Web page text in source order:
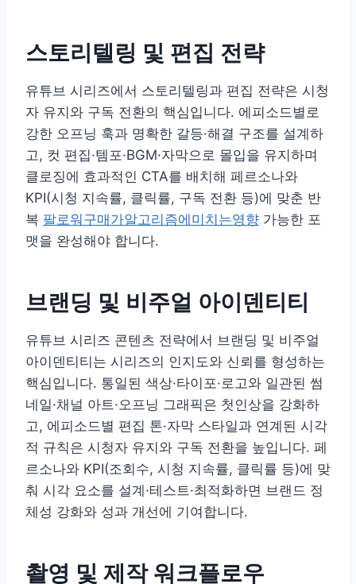
스토리텔링 및 편집 전략
유튜브 시리즈에서 스토리텔링과 편집 전략은 시청
자 유지와 구독 전환의 핵심입니다. 에피소드별로
강한 오프닝 훅과 명확한 갈등·해결 구조를 설계하
고, 컷 편집·템포·BGM·자막으로 몰입을 유지하며
클로징에 효과적인 CTA를 배치해 페르소나와
KPI(시청 지속률, 클릭률, 구독 전환 등)에 맞춘 반
복 팔로워구매가알고리즘에미치는영향 가능한 포
맷을 완성해야 합니다.
브랜딩 및 비주얼 아이덴티티
유튜브 시리즈 콘텐츠 전략에서 브랜딩 및 비주얼
아이덴티티는 시리즈의 인지도와 신뢰를 형성하는
핵심입니다. 통일된 색상·타이포·로고와 일관된 썸
네일·채널 아트·오프닝 그래픽은 첫인상을 강화하
고, 에피소드별 편집 톤·자막 스타일과 연계된 시각
적 규칙은 시청자 유지와 구독 전환을 높입니다. 페
르소나와 KPI(조회수, 시청 지속률, 클릭률 등)에 맞
춰 시각 요소를 설계·테스트·최적화하면 브랜드 정
체성 강화와 성과 개선에 기여합니다.
촬영 및 제작 워크플로우